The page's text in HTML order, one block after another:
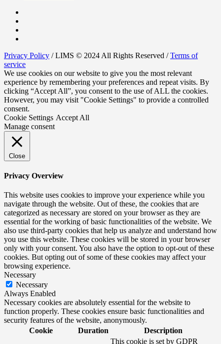
Privacy Policy / LIMS © 2024 All Rights Reserved /Terms of
service
We use cookies on our website to give you the most relevant
experience by remembering your preferences and repeat visits. By
clicking “Accept All”, you consent to the use of ALL the cookies.
However, you may visit "Cookie Settings" to provide a controlled
consent.
Cookie Settings Accept All
Manage consent
Close
Privacy Overview
This website uses cookies to improve your experience while you
navigate through the website. Out of these, the cookies that are
categorized as necessary are stored on your browser as they are
essential for the working of basic functionalities of the website. We
also use third-party cookies that help us analyze and understand how
you use this website. These cookies will be stored in your browser
only with your consent. You also have the option to opt-out of these
cookies. But opting out of some of these cookies may affect your
browsing experience.
Necessary
Necessary
Always Enabled
Necessary cookies are absolutely essential for the website to
function properly. These cookies ensure basic functionalities and
security features of the website, anonymously.
Cookie
Duration
Description
This cookie is set by GDPR